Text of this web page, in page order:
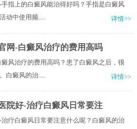
指上的白癜风能治得好吗？手指是白癜风
动中使用频.....
详情>>
网-白癜风治疗的费用高吗
风治疗的费用高吗？患了白癜风之后，很
白癜风的治.....
详情>>
院好-治疗白癜风日常要注
疗白癜风日常要注意什么呢？白癜风的治